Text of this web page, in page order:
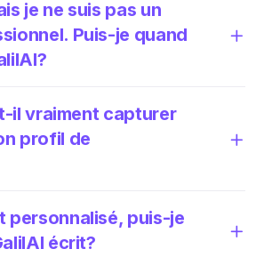
je ne suis pas un
Puis-je quand
il vraiment capturer
profil de
personnalisé, puis-je
écrit?